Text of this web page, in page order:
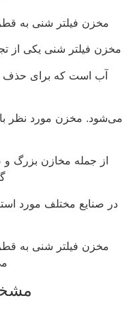
مخزن فیلتر شنی به قطر 3.6 متر و طول استوانه 11 متر
مخزن فیلتر شنی یکی از
آب است که برای حذف
از جمله مخازن بزرگ
در صنایع مختلف مورد